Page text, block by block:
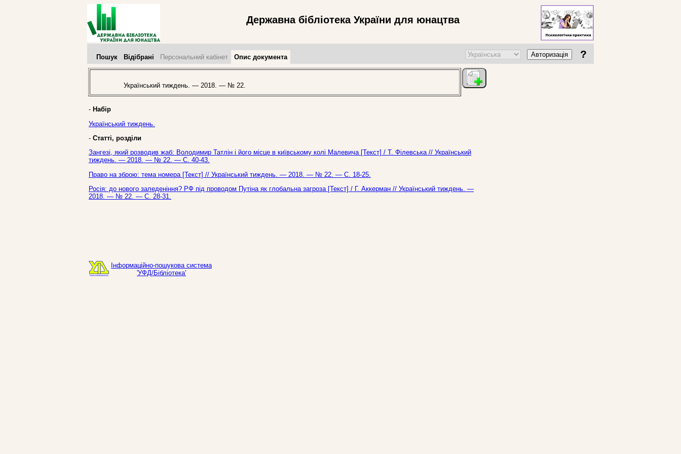
Державна бібліотека України для юнацтва
Пошук Відібрані Персональний кабінет Опис документа Авторизація ?
Український тиждень. — 2018. — № 22.
- Набір
Український тиждень.
- Статті, розділи
Зангезі, який розводив жаб: Володимир Татлін і його місце в київському колі Малевича [Текст] / Т. Філевська // Український
тиждень. — 2018. — № 22. — С. 40-43.
Право на зброю: тема номера [Текст] // Український тиждень. — 2018. — № 22. — С. 18-25.
Росія: до нового заледеніння? РФ під проводом Путіна як глобальна загроза [Текст] / Г. Аккерман // Український тиждень. —
2018. — № 22. — С. 28-31.
Інформаційно-пошукова система
'УФД/Бібліотека'